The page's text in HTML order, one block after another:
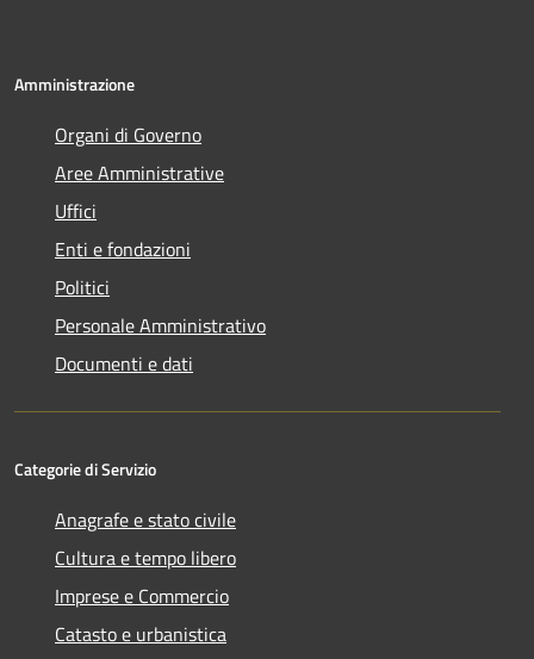
Amministrazione
Organi di Governo
Aree Amministrative
Uffici
Enti e fondazioni
Politici
Personale Amministrativo
Documenti e dati
Categorie di Servizio
Anagrafe e stato civile
Cultura e tempo libero
Imprese e Commercio
Catasto e urbanistica